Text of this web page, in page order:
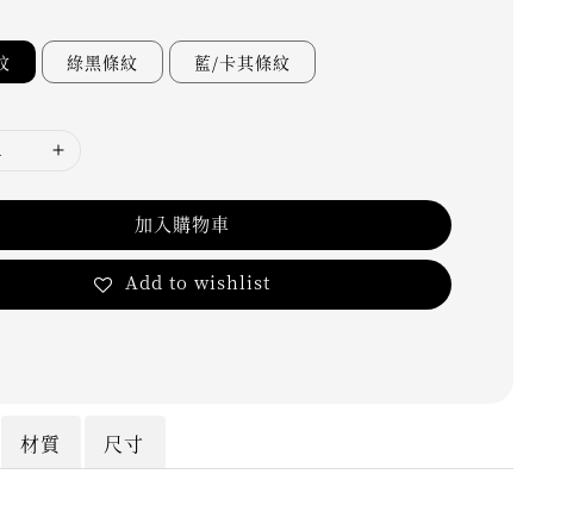
綠黑條紋 藍/卡其條紋
加入購物車
Add to wishlist
材質 尺寸